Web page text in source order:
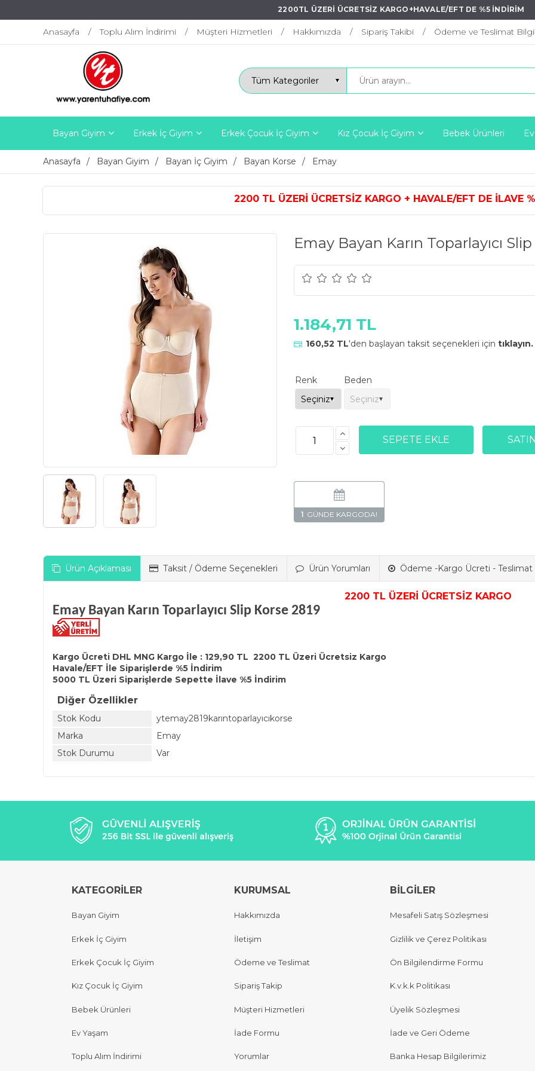
2200TL ÜZERİ ÜCRETSİZ KARGO+HAVALE/EFT DE %5 İNDİRİM
Anasayfa Toplu Alım İndirimi Müşteri Hizmetleri Hakkımızda Sipariş Takibi Ödeme ve Teslimat
Bayan Giyim Erkek İç Giyim Erkek Çocuk İç Giyim Kız Çocuk İç Giyim Bebek Ürünleri
Anasayfa Bayan Giyim Bayan İç Giyim Bayan Korse Emay
2200 TL ÜZERİ ÜCRETSİZ KARGO + HAVALE/EFT DE İLAVE
Emay Bayan Karın Toparlayıcı
1.184,71 TL
160,52 TL'den başlayan taksit seçenekleri için tıklayın.
Renk Beden
1
Ürün Açıklaması Taksit / Ödeme Seçenekleri Ürün Yorumları Ödeme -Kargo Ücreti - Teslimat
2200 TL ÜZERİ ÜCRETSİZ KARGO
Emay Bayan Karın Toparlayıcı Slip Korse 2819
Kargo Ücreti DHL MNG Kargo İle : 129,90 TL 2200 TL Üzeri Ücretsiz Kargo
Havale/EFT İle Siparişlerde %5 İndirim
5000 TL Üzeri Siparişlerde Sepette İlave %5 İndirim
Diğer Özellikler
Stok Kodu
ytemay2819karıntoparlayıcıkorse
Marka
Emay
Stok Durumu
Var
KATEGORİLER
Bayan Giyim
Erkek İç Giyim
Erkek Çocuk İç Giyim
Kız Çocuk İç Giyim
Bebek Ürünleri
Ev Yaşam
Toplu Alım İndirimi
KURUMSAL
Hakkımızda
İletişim
Ödeme ve Teslimat
Sipariş Takip
Müşteri Hizmetleri
İade Formu
Yorumlar
BİLGİLER
Mesafeli Satış Sözleşmesi
Gizlilik ve Çerez Politikası
Ön Bilgilendirme Formu
K.v.k.k Politikası
Üyelik Sözleşmesi
İade ve Geri Ödeme
Banka Hesap Bilgilerimiz